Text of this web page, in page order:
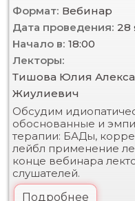
Формат: Вебинар
Дата проведения: 28
Начало в: 18:00
Лекторы:
Тишова Юлия
Жиулиевич
Обсудим
обоснованные и
терапии: БАДы,
лейбл применение
конце вебинара
слушателей.
Подробнее